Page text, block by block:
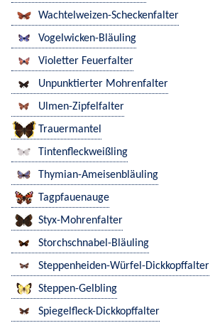
Wachtelweizen-Scheckenfalter
Vogelwicken-Bläuling
Violetter Feuerfalter
Unpunktierter Mohrenfalter
Ulmen-Zipfelfalter
Trauermantel
Tintenfleckweißling
Thymian-Ameisenbläuling
Tagpfauenauge
Styx-Mohrenfalter
Storchschnabel-Bläuling
Steppenheiden-Würfel-Dickkopffalter
Steppen-Gelbling
Spiegelfleck-Dickkopffalter